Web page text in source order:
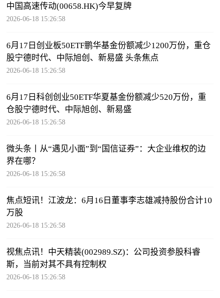
中国高速传动(00658.HK)今早复牌
2026-06-18 15:26:58
6月17日创业板50ETF鹏华基金份额减少1200万份，重仓
股宁德时代、中际旭创、新易盛 头条焦点
2026-06-18 15:26:58
6月17日科创创业50ETF华夏基金份额减少520万份，重
仓股宁德时代、中际旭创、新易盛
2026-06-18 15:26:58
微头条丨从“遇见小面”到“国信证券”：大企业维权的边
界在哪？
2026-06-18 15:26:58
焦点短讯！江波龙：6月16日董事李志雄减持股份合计10
万股
2026-06-18 15:26:58
视焦点讯！中天精装(002989.SZ)：公司投资参股科睿
斯，当前对其不具有控制权
2026-06-18 15:26:58